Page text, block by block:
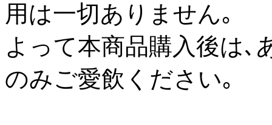
用は一切ありません｡
よって本商品購入後は､
のみご愛飲ください｡